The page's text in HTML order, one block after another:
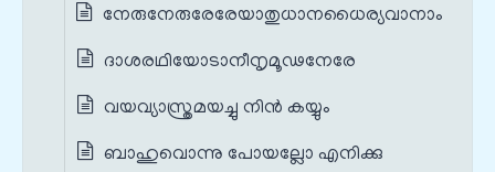
നേരുനേരുരേരേയാതുധാനധൈര്യവാനാം
ദാശരഥിയോടാനീനൃമൂഢനേരേ
വയവ്യാസ്ത്രമയച്ചു നിൻ കയ്യും
ബാഹുവൊന്നു പോയല്ലോ എനിക്കു